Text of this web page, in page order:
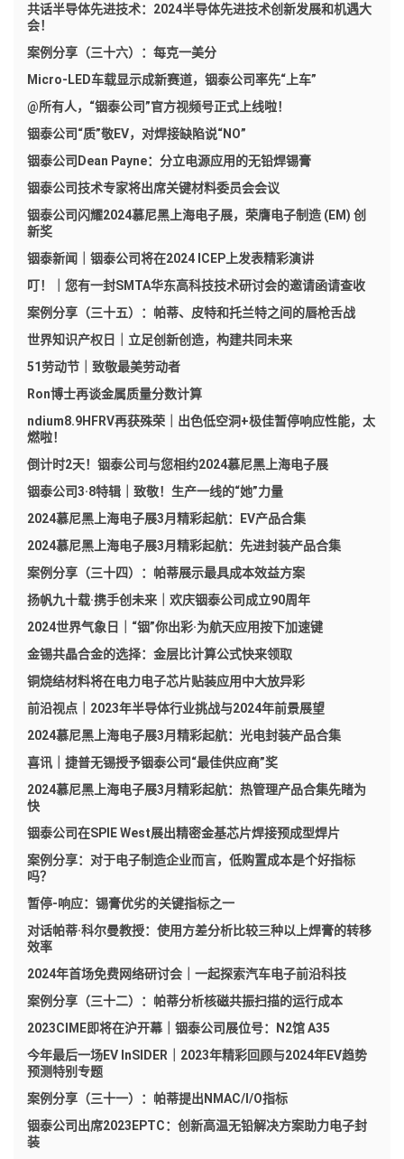
共话半导体先进技术：2024半导体先进技术创新发展和机遇大
会！
案例分享（三十六）：每克一美分
Micro-LED车载显示成新赛道，铟泰公司率先“上车”
@所有人，“铟泰公司”官方视频号正式上线啦！
铟泰公司“质”敬EV，对焊接缺陷说“NO”
铟泰公司Dean Payne：分立电源应用的无铅焊锡膏
铟泰公司技术专家将出席关键材料委员会会议
铟泰公司闪耀2024慕尼黑上海电子展，荣膺电子制造 (EM) 创
新奖
铟泰新闻｜铟泰公司将在2024 ICEP上发表精彩演讲
叮！｜您有一封SMTA华东高科技技术研讨会的邀请函请查收
案例分享（三十五）：帕蒂、皮特和托兰特之间的唇枪舌战
世界知识产权日｜立足创新创造，构建共同未来
51劳动节｜致敬最美劳动者
Ron博士再谈金属质量分数计算
ndium8.9HFRV再获殊荣｜出色低空洞+极佳暂停响应性能，太
燃啦！
倒计时2天！铟泰公司与您相约2024慕尼黑上海电子展
铟泰公司3·8特辑｜致敬！生产一线的“她”力量
2024慕尼黑上海电子展3月精彩起航：EV产品合集
2024慕尼黑上海电子展3月精彩起航：先进封装产品合集
案例分享（三十四）：帕蒂展示最具成本效益方案
扬帆九十载·携手创未来｜欢庆铟泰公司成立90周年
2024世界气象日｜“铟”你出彩·为航天应用按下加速键
金锡共晶合金的选择：金层比计算公式快来领取
铜烧结材料将在电力电子芯片贴装应用中大放异彩
前沿视点｜2023年半导体行业挑战与2024年前景展望
2024慕尼黑上海电子展3月精彩起航：光电封装产品合集
喜讯｜捷普无锡授予铟泰公司“最佳供应商”奖
2024慕尼黑上海电子展3月精彩起航：热管理产品合集先睹为
快
铟泰公司在SPIE West展出精密金基芯片焊接预成型焊片
案例分享：对于电子制造企业而言，低购置成本是个好指标
吗？
暂停-响应：锡膏优劣的关键指标之一
对话帕蒂·科尔曼教授：使用方差分析比较三种以上焊膏的转移
效率
2024年首场免费网络研讨会｜一起探索汽车电子前沿科技
案例分享（三十二）：帕蒂分析核磁共振扫描的运行成本
2023CIME即将在沪开幕｜铟泰公司展位号：N2馆 A35
今年最后一场EV InSIDER｜2023年精彩回顾与2024年EV趋势
预测特别专题
案例分享（三十一）：帕蒂提出NMAC/I/O指标
铟泰公司出席2023EPTC：创新高温无铅解决方案助力电子封
装